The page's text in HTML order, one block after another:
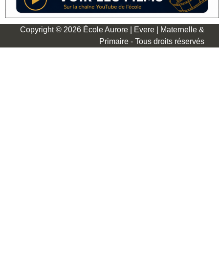
Copyright © 2026 École Aurore | Evere | Maternelle &
Primaire - Tous droits réservés